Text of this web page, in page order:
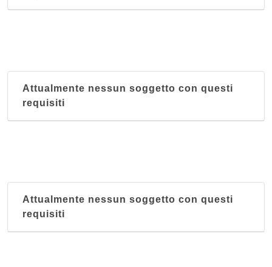
Attualmente nessun soggetto con questi
requisiti
Attualmente nessun soggetto con questi
requisiti